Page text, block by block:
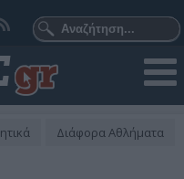
Διάφορα Αθλήματα